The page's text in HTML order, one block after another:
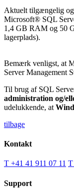
Aktuelt tilgængelig
Microsoft® SQL
1,4 GB RAM og 50
lagerplads).
Bemærk venligst, at
Server Management
Til brug af SQL
administration og/
udelukkende, at
tilbage
Kontakt
T +41 41 911 07 11 T
Support